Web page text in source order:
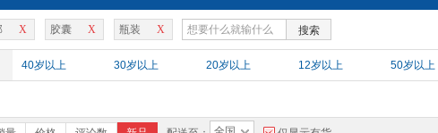
X X
胶囊 X
瓶装 搜索
40岁以上 30岁以上 20岁以上 12岁以上 50岁以上